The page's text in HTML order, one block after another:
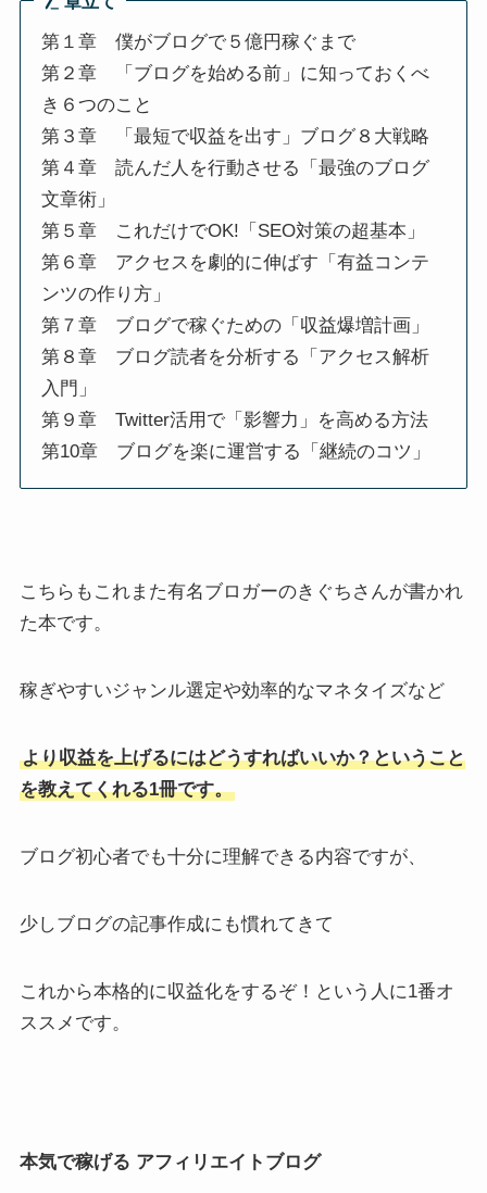
第１章 僕がブログで５億円稼ぐまで
第２章 「ブログを始める前」に知っておくべ
き６つのこと
第３章 「最短で収益を出す」ブログ８大戦略
第４章 読んだ人を行動させる「最強のブログ
文章術」
第５章 これだけでOK!「SEO対策の超基本」
第６章 アクセスを劇的に伸ばす「有益コンテ
ンツの作り方」
第７章 ブログで稼ぐための「収益爆増計画」
第８章 ブログ読者を分析する「アクセス解析
入門」
第９章 Twitter活用で「影響力」を高める方法
第10章 ブログを楽に運営する「継続のコツ」
こちらもこれまた有名ブロガーのきぐちさんが書かれ
た本です。
稼ぎやすいジャンル選定や効率的なマネタイズなど
より収益を上げるにはどうすればいいか？ということ
を教えてくれる1冊です。
ブログ初心者でも十分に理解できる内容ですが、
少しブログの記事作成にも慣れてきて
これから本格的に収益化をするぞ！という人に1番オ
ススメです。
本気で稼げる アフィリエイトブログ